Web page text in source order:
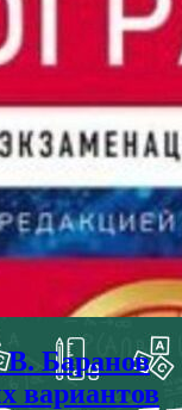
В. Баранов
вариантов